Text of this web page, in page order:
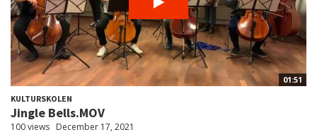
01:51
KULTURSKOLEN
Jingle Bells.MOV
100 views December 17, 2021